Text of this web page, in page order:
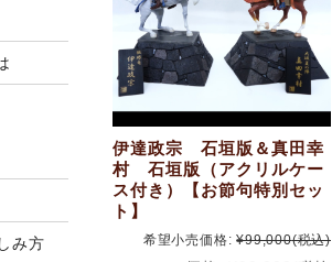
伊達政宗 石垣版＆真田幸
村 石垣版（アクリルケー
ス付き）【お節句特別セッ
ト】
希望小売価格: ¥99,000(税込)
み方